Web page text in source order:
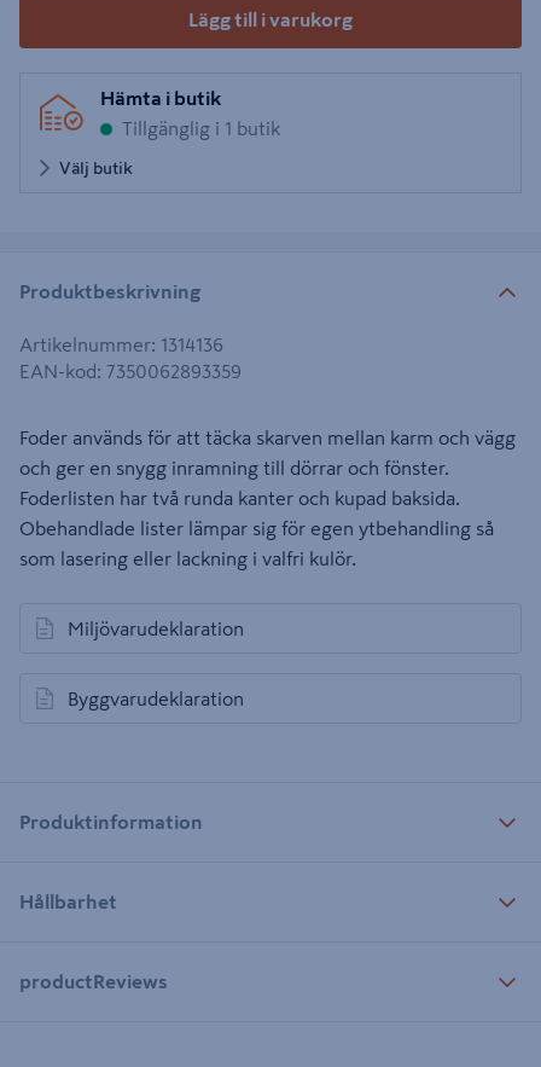
Lägg till i varukorg
Hämta i butik
Tillgänglig i 1 butik
Välj butik
Produktbeskrivning
Artikelnummer: 1314136
EAN-kod: 7350062893359
Foder används för att täcka skarven mellan karm och vägg
och ger en snygg inramning till dörrar och fönster.
Foderlisten har två runda kanter och kupad baksida.
Obehandlade lister lämpar sig för egen ytbehandling så
som lasering eller lackning i valfri kulör.
Miljövarudeklaration
öppnas i en ny flik
Byggvarudeklaration
öppnas i en ny flik
Produktinformation
Hållbarhet
productReviews